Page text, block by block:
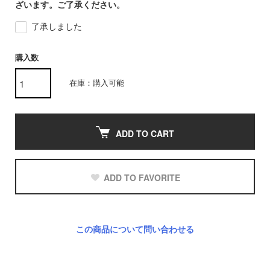
ざいます。ご了承ください。
了承しました
購入数
在庫：購入可能
ADD TO CART
ADD TO FAVORITE
この商品について問い合わせる